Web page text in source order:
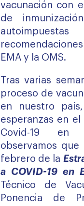
vacunación con
de
EMA y la OMS.
Tras varias
proceso de
en nuestro
esperanzas en
Covid-19 en
observamos
febrero de la
a COVID-19 en
Técnico de
Ponencia de